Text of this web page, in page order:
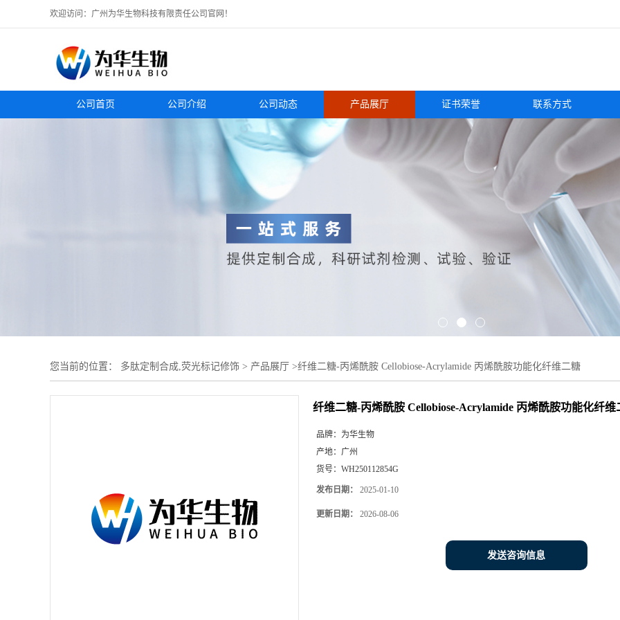
欢迎访问：广州为华生物科技有限责任公司官网！
公司首页 公司介绍 公司动态 产品展厅 证书荣誉 联系方式
您当前的位置： 多肽定制合成,荧光标记修饰 > 产品展厅 >纤维二糖-丙烯酰胺 Cellobiose-Acrylamide 丙烯酰胺功能化纤维二糖
纤维二糖-丙烯酰胺 Cellobiose-Acrylamide 丙烯酰胺功能化纤维
品牌： 为华生物
产地： 广州
货号： WH250112854G
发布日期： 2025-01-10
更新日期： 2026-08-06
发送咨询信息